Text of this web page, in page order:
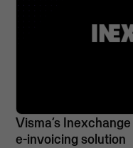
Visma’s
e-invoicing solution